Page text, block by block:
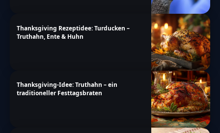
Thanksgiving Rezeptidee: Turducken –
Truthahn, Ente & Huhn
Thanksgiving-Idee: Truthahn – ein
traditioneller Festtagsbraten